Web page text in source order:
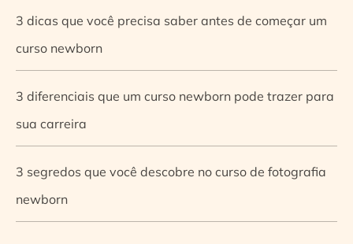
3 dicas que você precisa saber antes de começar um
curso newborn
3 diferenciais que um curso newborn pode trazer para
sua carreira
3 segredos que você descobre no curso de fotografia
newborn